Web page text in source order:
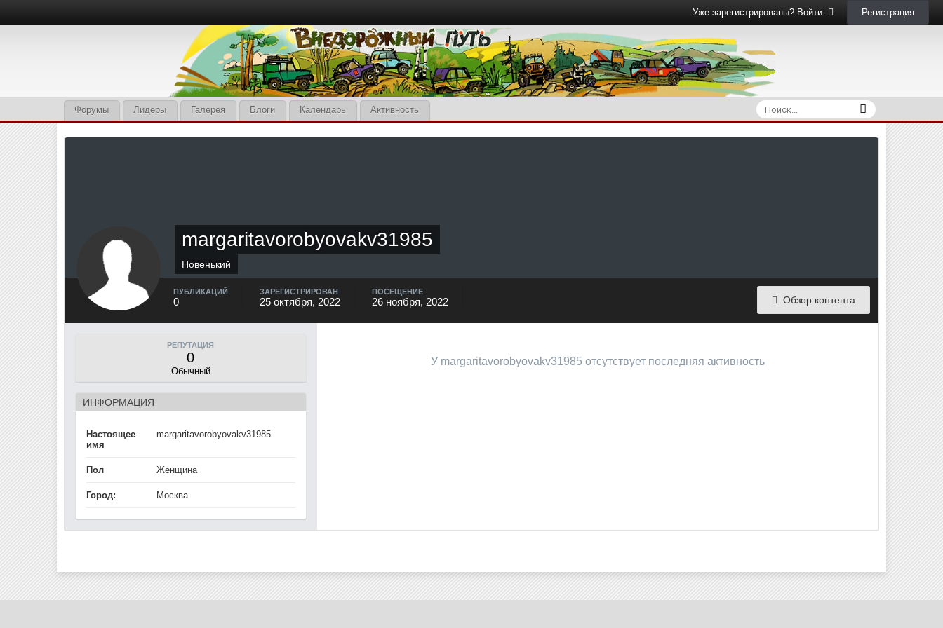
Уже зарегистрированы? Войти Регистрация
Форумы Лидеры Галерея Блоги Календарь Активность
margaritavorobyovakv31985
Новенький
Обзор контента
ПУБЛИКАЦИЙ
0
ЗАРЕГИСТРИРОВАН
25 октября, 2022
ПОСЕЩЕНИЕ
26 ноября, 2022
РЕПУТАЦИЯ
0
Обычный
ИНФОРМАЦИЯ
Настоящее
имя
margaritavorobyovakv31985
Пол Женщина
Город: Москва
У margaritavorobyovakv31985 отсутствует последняя активность